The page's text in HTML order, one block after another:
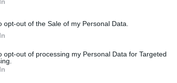
opt-out of the Sale of my Personal Data.
opt-out of processing my Personal Data for Targeted
kurie tarsi pleištai įsiterpia tarp
susiformuoja dantenų kišenės,